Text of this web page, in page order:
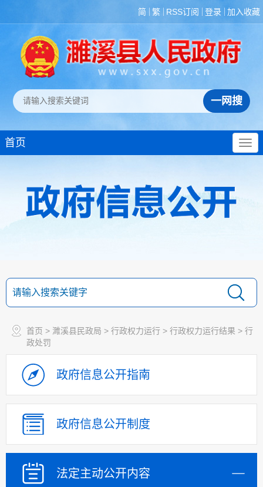
简 繁 RSS订阅 登录 加入收藏
首页
首页 > 濉溪县民政局 > 行政权力运行 > 行政权力运行结果 > 行
政处罚
政府信息公开指南
政府信息公开制度
法定主动公开内容